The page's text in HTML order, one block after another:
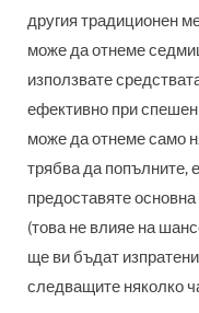
другия традиционен
може да отнеме
използвате
ефективно при спешен
може да отнеме само
трябва да попълните,
предоставяте
(това не влияе на
ще ви бъдат
следващите няколко